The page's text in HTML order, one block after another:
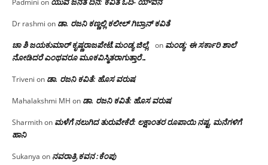
Padmini on
Dr rashmi on ಡಾ. ರಜನಿ‌ ಕಣ್ಣಲ್ಲಿ ಕಲೀಲ್ ಗಿಬ್ರಾನ್ ಕವಿತೆ
ಚಾ ಶಿ ಜಯಕುಮಾರ್ ಕೃಷ್ಣರಾಜಪೇಟೆ.ಮಂಡ್ಯ ಜಿಲ್ಲೆ. on ಮಂಡ್ಯ: ಈ ಸರ್ಕಾರಿ ಶಾಲೆ
ನೋಡಿದರೆ ಎಂಥವರೂ ಮೂಕವಿಸ್ಮಿತರಾಗುತ್ತಾರೆ…
Triveni on ಡಾ. ರಜನಿ ಕವಿತೆ: ಹೊಸ ವರುಷ
Mahalakshmi MH on ಡಾ. ರಜನಿ ಕವಿತೆ: ಹೊಸ ವರುಷ
Sharmithon ಮಳೆಗೆ ನಲುಗಿದ ತುರುವೇಕೆರೆ: ಲಕ್ಷಾಂತರ ರೂಪಾಯಿ ನಷ್ಟ, ಮನೆಗಳಿಗೆ
ಹಾನಿ
Sukanya on ನವರಾತ್ರಿ ಕವನ :ಕೆಂಪು